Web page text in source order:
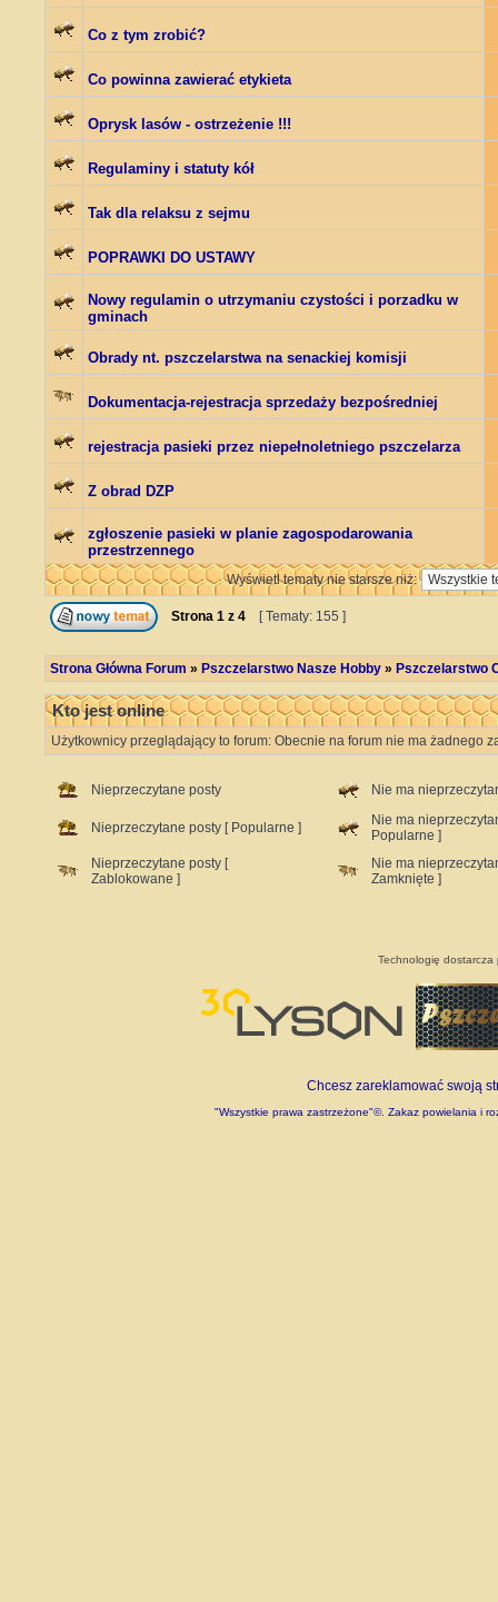
Co z tym zrobić?
Co powinna zawierać etykieta
Oprysk lasów - ostrzeżenie !!!
Regulaminy i statuty kół
Tak dla relaksu z sejmu
POPRAWKI DO USTAWY
Nowy regulamin o utrzymaniu czystości i porzadku w
gminach
Obrady nt. pszczelarstwa na senackiej komisji
Dokumentacja-rejestracja sprzedaży bezpośredniej
rejestracja pasieki przez niepełnoletniego pszczelarza
Z obrad DZP
zgłoszenie pasieki w planie zagospodarowania
przestrzennego
Wyświetl tematy nie starsze niż:
Strona 1 z 4 [ Tematy: 155 ]
Strona Główna Forum » Pszczelarstwo Nasze Hobby » Pszczelarstwo
Kto jest online
Użytkownicy przeglądający to forum: Obecnie na forum nie ma żadnego
Nieprzeczytane posty Nie ma
Nieprzeczytane posty [ Popularne ]
Nie ma
Popularne ]
Nieprzeczytane posty [
Zablokowane ]
Nie ma
Zamknięte ]
Technologię dostarcza
Chcesz zareklamować swoją
"Wszystkie prawa zastrzeżone"©. Zakaz powielania i